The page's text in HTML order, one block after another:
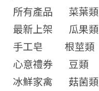
所有產品
菜葉類
最新上架
瓜果類
手工皂
根莖類
心意禮券
豆類
冰鮮家禽
菇菌類